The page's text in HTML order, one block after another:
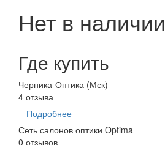
Нет в наличии
Где купить
Черника-Оптика (Мск)
4 отзыва
Подробнее
Сеть салонов оптики Optima
0 отзывов